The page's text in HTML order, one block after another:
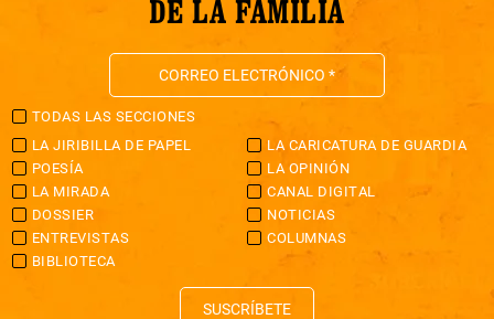
DE LA FAMILIA
TODAS LAS SECCIONES
LA JIRIBILLA DE PAPEL
LA CARICATURA DE GUARDIA
POESÍA
LA OPINIÓN
LA MIRADA
CANAL DIGITAL
DOSSIER
NOTICIAS
ENTREVISTAS
COLUMNAS
BIBLIOTECA
SUSCRÍBETE